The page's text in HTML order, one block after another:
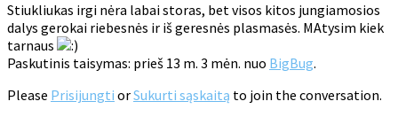
Stiukliukas irgi nėra labai storas, bet visos kitos jungiamosios
dalys gerokai riebesnės ir iš geresnės plasmasės. MAtysim kiek
tarnaus
Paskutinis taisymas: prieš 13 m. 3 mėn. nuo BigBug.
Please Prisijungti orSukurti sąskaitą to join the conversation.